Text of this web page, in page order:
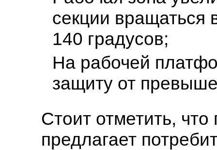
секции вращаться
140 градусов;
На рабочей
защиту от
Стоит отметить,
предлагает